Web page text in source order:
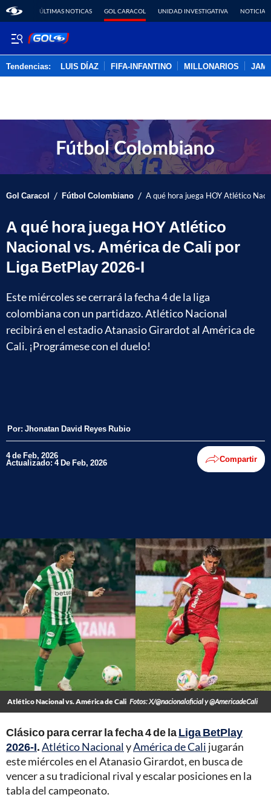
ÚLTIMAS NOTICAS GOL CARACOL UNIDAD INVESTIGATIVA NOTICIAS
Tendencias: LUIS DÍAZ FIFA-INFANTINO MILLONARIOS
Gol Caracol / Fútbol Colombiano / A qué hora juega HOY Atlético
A qué hora juega HOY Atlético
Nacional vs. América de Cali por
Liga BetPlay 2026-I
Este miércoles se cerrará la fecha 4 de la liga
colombiana con un partidazo. Atlético Nacional
recibirá en el estadio Atanasio Girardot al América de
Cali. ¡Prográmese con el duelo!
Por: Jhonatan David Reyes Rubio
4 de Feb, 2026
Actualizado: 4 De Feb, 2026 Compartir
Atlético Nacional vs. América de Cali Fotos: X/@nacionaloficial y @AmericadeCali
Clásico para cerrar la fecha 4 de laLiga BetPlay
2026-I.Atlético NacionalyAmérica de Cali jugarán
este miércoles en el Atanasio Girardot, en busca de
vencer a su tradicional rival y escalar posiciones en la
tabla del campeonato.